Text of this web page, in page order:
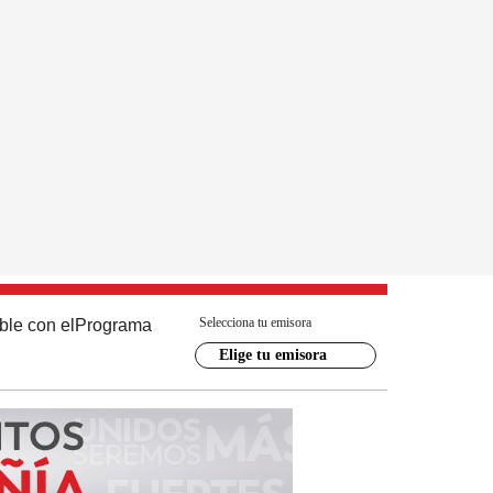
con el Programa Selecciona tu emisora
Elige tu emisora